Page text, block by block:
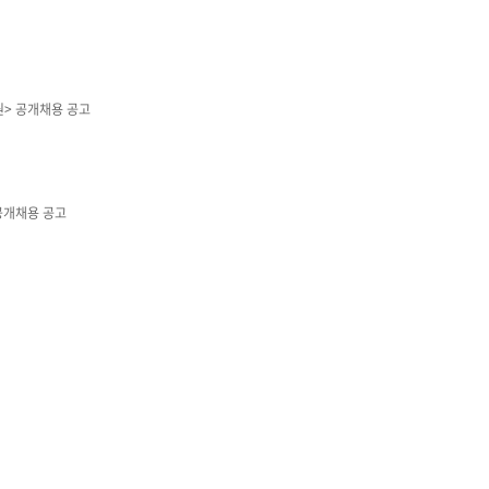
공개채용 공고
채용 공고